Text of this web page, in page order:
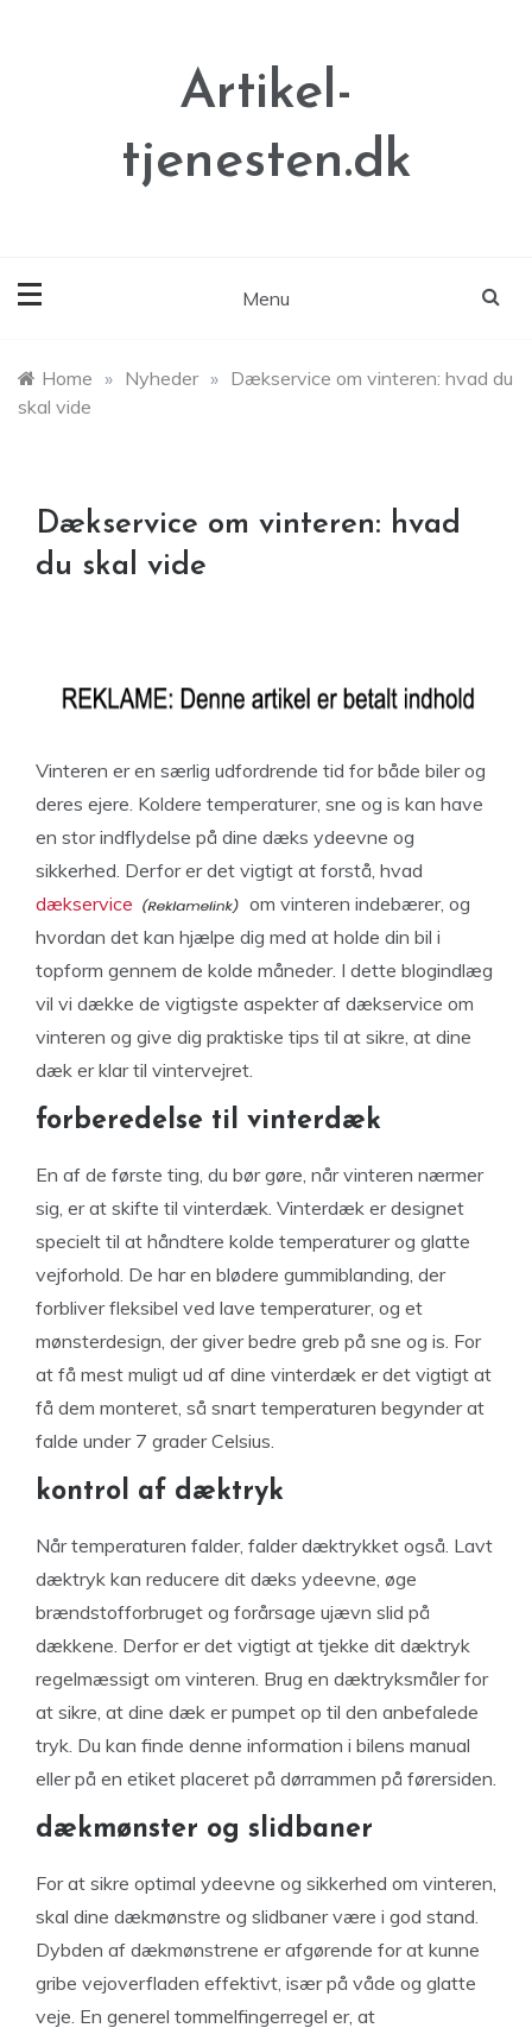
Artikel-
tjenesten.dk
Menu
Home » Nyheder » Dækservice om vinteren: hvad du
skal vide
Dækservice om vinteren: hvad
du skal vide
Vinteren er en særlig udfordrende tid for både biler og
deres ejere. Koldere temperaturer, sne og is kan have
en stor indflydelse på dine dæks ydeevne og
sikkerhed. Derfor er det vigtigt at forstå, hvad
dækservice
om vinteren indebærer, og
hvordan det kan hjælpe dig med at holde din bil i
topform gennem de kolde måneder. I dette blogindlæg
vil vi dække de vigtigste aspekter af dækservice om
vinteren og give dig praktiske tips til at sikre, at dine
dæk er klar til vintervejret.
forberedelse til vinterdæk
En af de første ting, du bør gøre, når vinteren nærmer
sig, er at skifte til vinterdæk. Vinterdæk er designet
specielt til at håndtere kolde temperaturer og glatte
vejforhold. De har en blødere gummiblanding, der
forbliver fleksibel ved lave temperaturer, og et
mønsterdesign, der giver bedre greb på sne og is. For
at få mest muligt ud af dine vinterdæk er det vigtigt at
få dem monteret, så snart temperaturen begynder at
falde under 7 grader Celsius.
kontrol af dæktryk
Når temperaturen falder, falder dæktrykket også. Lavt
dæktryk kan reducere dit dæks ydeevne, øge
brændstofforbruget og forårsage ujævn slid på
dækkene. Derfor er det vigtigt at tjekke dit dæktryk
regelmæssigt om vinteren. Brug en dæktryksmåler for
at sikre, at dine dæk er pumpet op til den anbefalede
tryk. Du kan finde denne information i bilens manual
eller på en etiket placeret på dørrammen på førersiden.
dækmønster og slidbaner
For at sikre optimal ydeevne og sikkerhed om vinteren,
skal dine dækmønstre og slidbaner være i god stand.
Dybden af dækmønstrene er afgørende for at kunne
gribe vejoverfladen effektivt, især på våde og glatte
veje. En generel tommelfingerregel er, at